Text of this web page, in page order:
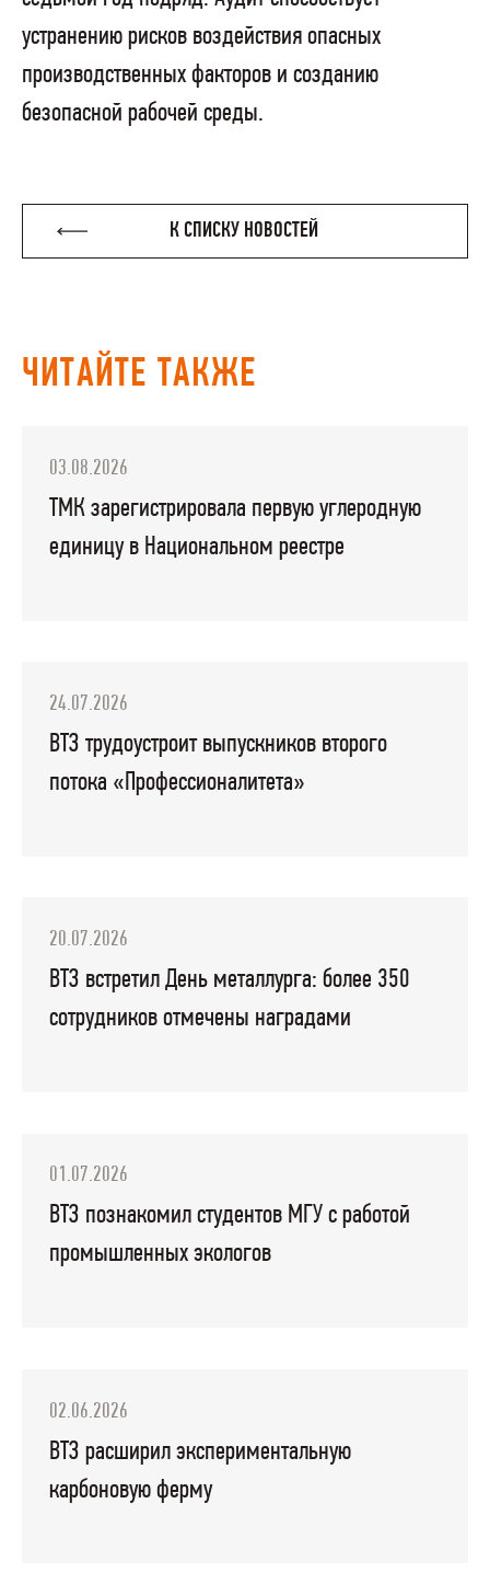
устранению рисков воздействия опасных
производственных факторов и созданию
безопасной рабочей среды.
К СПИСКУ НОВОСТЕЙ
ЧИТАЙТЕ ТАКЖЕ
03.08.2026
ТМК зарегистрировала первую углеродную
единицу в Национальном реестре
24.07.2026
ВТЗ трудоустроит выпускников второго
потока «Профессионалитета»
20.07.2026
ВТЗ встретил День металлурга: более 350
сотрудников отмечены наградами
01.07.2026
ВТЗ познакомил студентов МГУ с работой
промышленных экологов
02.06.2026
ВТЗ расширил экспериментальную
карбоновую ферму